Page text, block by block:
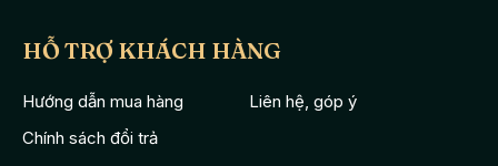
HỖ TRỢ KHÁCH HÀNG
Hướng dẫn mua hàng
Liên hệ, góp ý
Chính sách đổi trả